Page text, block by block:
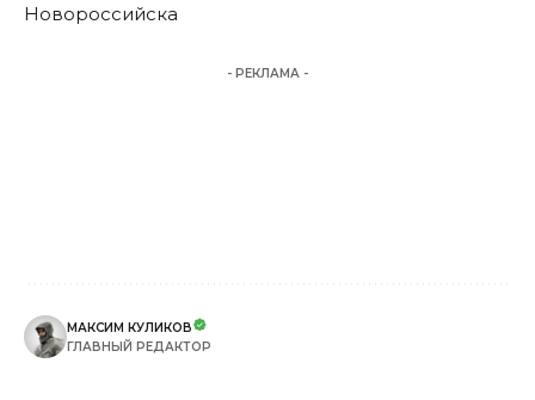
Новороссийска
- РЕКЛАМА -
МАКСИМ КУЛИКОВ
ГЛАВНЫЙ РЕДАКТОР